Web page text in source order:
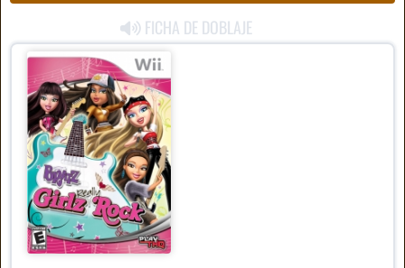
FICHA DE DOBLAJE